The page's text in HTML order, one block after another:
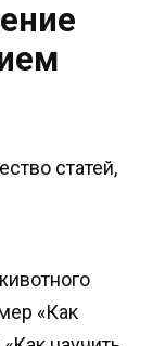
статей,
«Как